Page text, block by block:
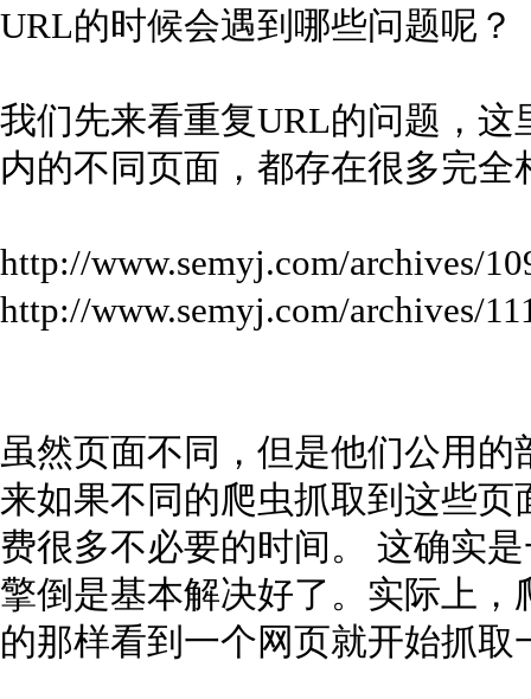
URL的时候会遇到哪些问题呢？
我们先来看重复URL的问题，
内的不同页面，都存在很多完全
http://www.semyj.com/archives/
http://www.semyj.com/archives/
虽然页面不同，但是他们公用
来如果不同的爬虫抓取到这些
费很多不必要的时间。 这确实
擎倒是基本解决好了。实际上
的那样看到一个网页就开始抓取